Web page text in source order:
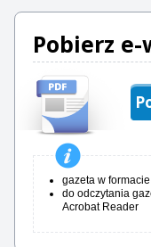
Pobierz
gazeta w
do odczytania
Acrobat Reader